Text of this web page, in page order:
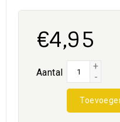
€4,95
Aantal
+
-